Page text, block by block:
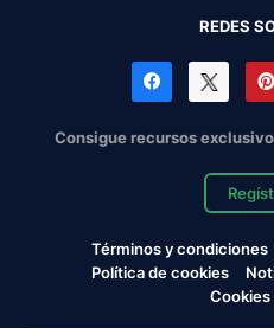
REDES
Consigue recursos
Términos y condiciones
Política de cookies